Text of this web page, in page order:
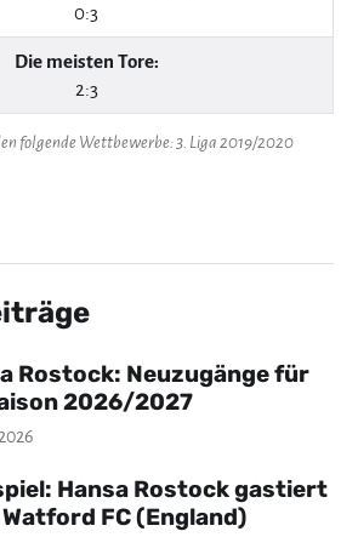
0:3
Die meisten Tore:
2:3
folgende Wettbewerbe: 3. Liga 2019/2020
Rostock: Neuzugänge für
2026/2027
Hansa Rostock gastiert
FC (England)